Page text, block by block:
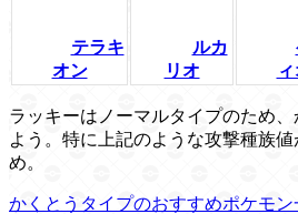
テラキ
オン
ルカ
リオ
ラッキーはノーマルタイプのため
よう。特に上記のような攻撃種族
め。
かくとうタイプのおすすめポケモン